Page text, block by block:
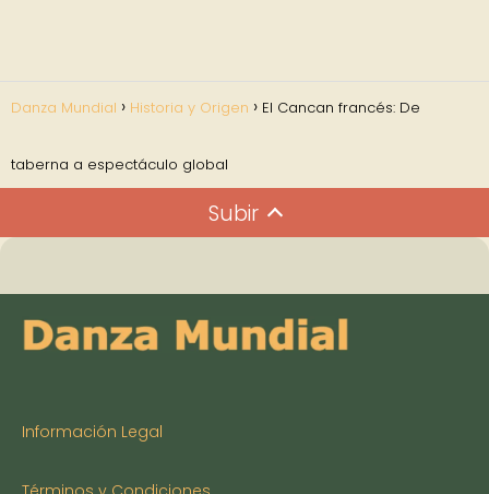
Danza Mundial Historia y Origen El Cancan francés: De
taberna a espectáculo global
Subir
Información Legal